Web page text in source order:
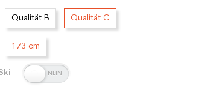
Qualität B Qualität C
173 cm